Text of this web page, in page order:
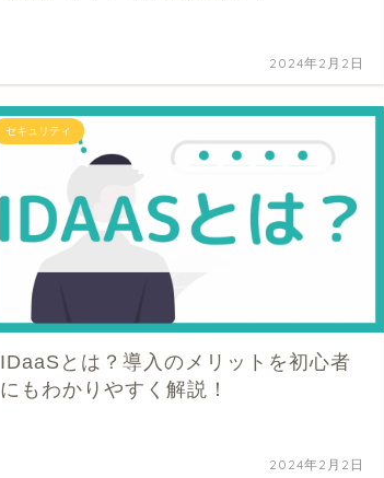
2024年2月2日
セキュリティ
IDaaSとは？導入のメリットを初心者
にもわかりやすく解説！
2024年2月2日